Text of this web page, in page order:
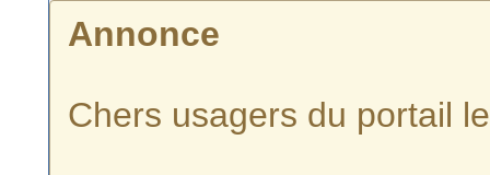
Annonce
Chers usagers du portail